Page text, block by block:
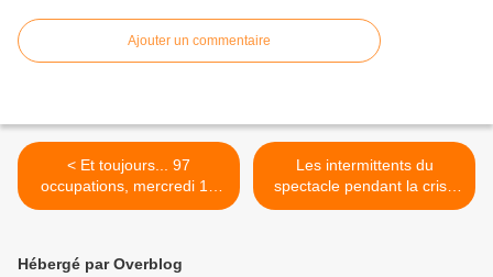
Ajouter un commentaire
< Et toujours... 97
occupations, mercredi 12
mai à 10h10 (La carte est
Les intermittents du
spectacle pendant la crise
sanitaire >
Hébergé par Overblog